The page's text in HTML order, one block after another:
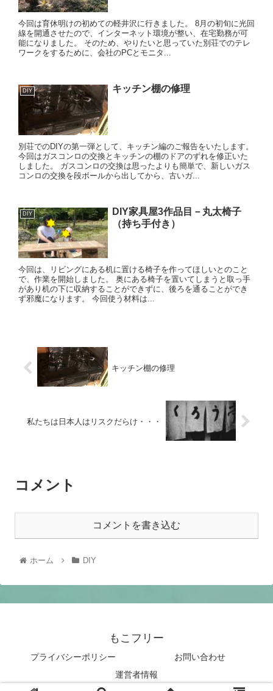
今回は育休明けの初めての軽井沢に行きました。 8月の初旬に光回
線を開通させたので、インターネット環境が整い、在宅勤務が可
能になりました。 そのため、やりたいと思っていた別荘でのテレ
ワークをするために、会社のPCとモニタ...
DIY キッチン棚の修理
別荘でのDIYの第一弾として、キッチン編のご報告をいたします。
今回はガスコンロの交換とキッチンの棚のドアのずれを修正いた
しました。 ガスコンロの交換は思ったよりも簡単で、新しいガス
コンロの交換を段ボールから出してから、古いガ...
DIY
DIY家具屋3作品目－丸太椅子
（持ち手付き）
今回は、リビングにある机に置ける椅子を作ってほしいとのこと
で、作業を開始しました。 奥にある椅子を置いてしまうと取っ手
があり机の下に収納することができずに、後ろを通ることができ
ず邪魔になります。 今回使う材料は...
キッチン棚の修理
私たちは日本人はリスクだらけ・・・
コメント
コメントを書き込む
ホーム DIY
もこフリー
プライバシーポリシー
お問い合わせ
運営者情報